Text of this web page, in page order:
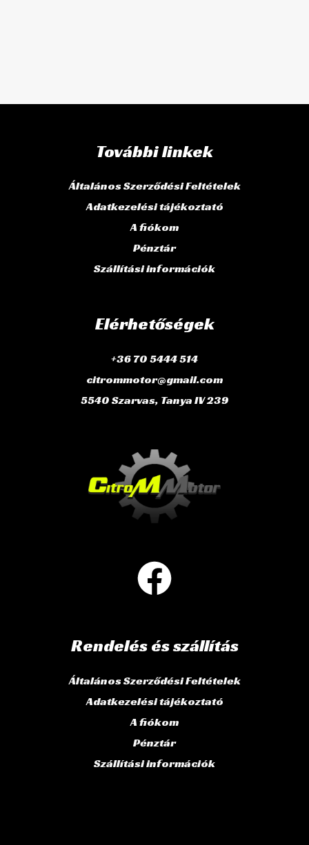
További linkek
Általános Szerződési Feltételek
Adatkezelési tájékoztató
A fiókom
Pénztár
Szállítási információk
Elérhetőségek
+36 70 5444 514
citrommotor@gmail.com
5540 Szarvas, Tanya IV 239
Rendelés és szállítás
Általános Szerződési Feltételek
Adatkezelési tájékoztató
A fiókom
Pénztár
Szállítási információk